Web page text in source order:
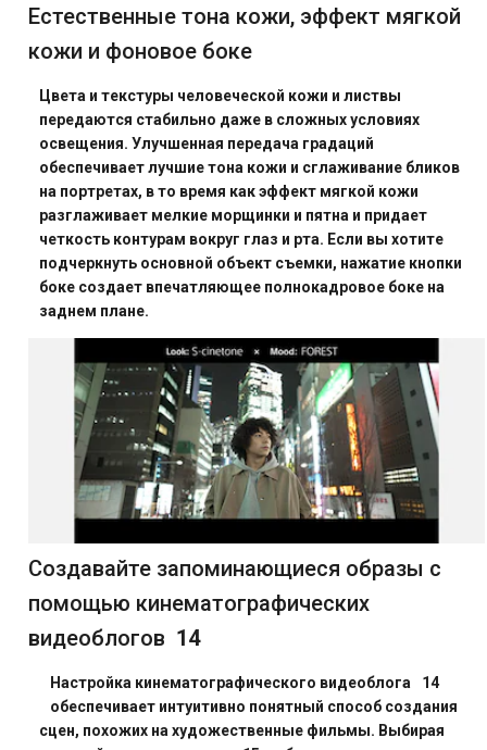
Естественные тона кожи, эффект мягкой
кожи и фоновое боке
Цвета и текстуры человеческой кожи и листвы
передаются стабильно даже в сложных условиях
освещения. Улучшенная передача градаций
обеспечивает лучшие тона кожи и сглаживание бликов
на портретах, в то время как эффект мягкой кожи
разглаживает мелкие морщинки и пятна и придает
четкость контурам вокруг глаз и рта. Если вы хотите
подчеркнуть основной объект съемки, нажатие кнопки
боке создает впечатляющее полнокадровое боке на
заднем плане.
Создавайте запоминающиеся образы с
помощью кинематографических
видеоблогов 14
Настройка кинематографического видеоблога
14
обеспечивает интуитивно понятный способ создания
сцен, похожих на художественные фильмы. Выбирая